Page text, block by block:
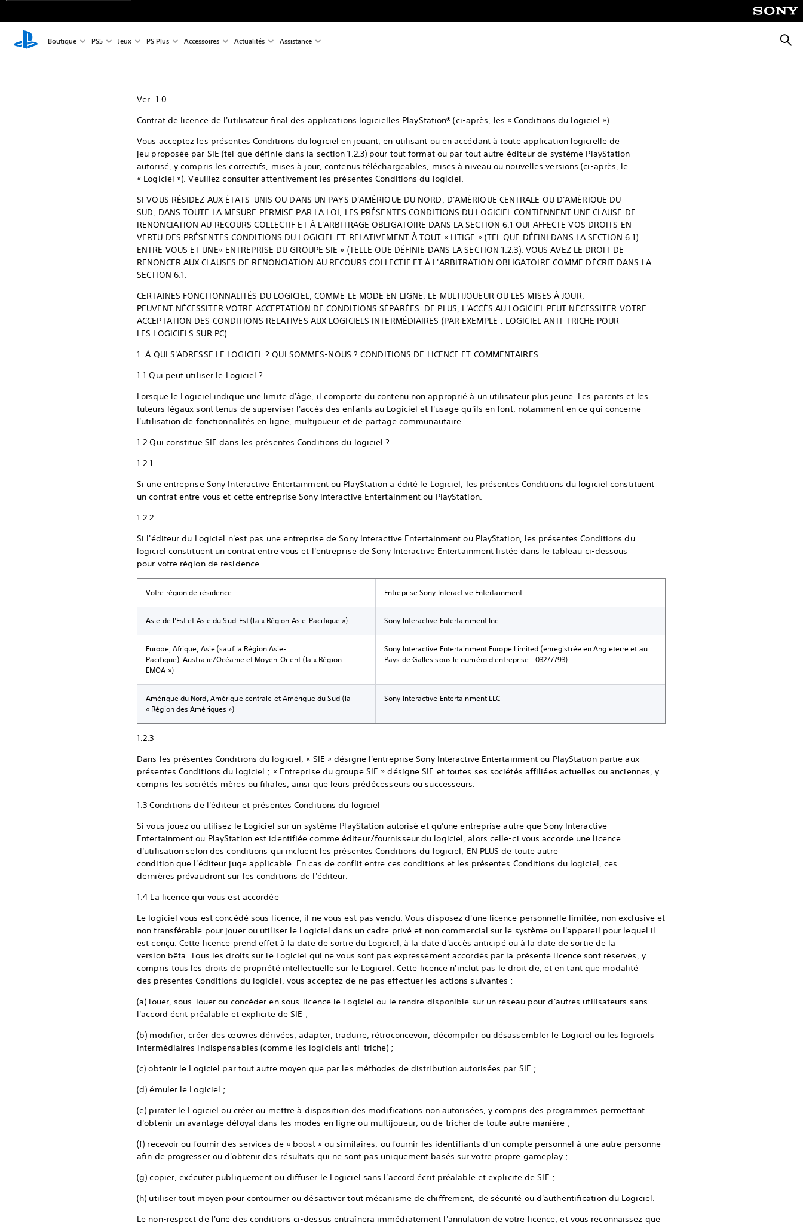
Boutique PS5 Jeux PS Plus Accessoires Actualités Assistance
Ver. 1.0
Contrat de licence de l'utilisateur final des applications logicielles PlayStation® (ci-après, les « Conditions du logiciel »)
Vous acceptez les présentes Conditions du logiciel en jouant, en utilisant ou en accédant à toute application logicielle de
jeu proposée par SIE (tel que définie dans la section 1.2.3) pour tout format ou par tout autre éditeur de système PlayStation
autorisé, y compris les correctifs, mises à jour, contenus téléchargeables, mises à niveau ou nouvelles versions (ci-après, le
« Logiciel »). Veuillez consulter attentivement les présentes Conditions du logiciel.
SI VOUS RÉSIDEZ AUX ÉTATS-UNIS OU DANS UN PAYS D'AMÉRIQUE DU NORD, D'AMÉRIQUE CENTRALE OU D'AMÉRIQUE DU
SUD, DANS TOUTE LA MESURE PERMISE PAR LA LOI, LES PRÉSENTES CONDITIONS DU LOGICIEL CONTIENNENT UNE CLAUSE DE
RENONCIATION AU RECOURS COLLECTIF ET À L'ARBITRAGE OBLIGATOIRE DANS LA SECTION 6.1 QUI AFFECTE VOS DROITS EN
VERTU DES PRÉSENTES CONDITIONS DU LOGICIEL ET RELATIVEMENT À TOUT « LITIGE » (TEL QUE DÉFINI DANS LA SECTION 6.1)
ENTRE VOUS ET UNE« ENTREPRISE DU GROUPE SIE » (TELLE QUE DÉFINIE DANS LA SECTION 1.2.3). VOUS AVEZ LE DROIT DE
RENONCER AUX CLAUSES DE RENONCIATION AU RECOURS COLLECTIF ET À L'ARBITRATION OBLIGATOIRE COMME DÉCRIT DANS LA
SECTION 6.1.
CERTAINES FONCTIONNALITÉS DU LOGICIEL, COMME LE MODE EN LIGNE, LE MULTIJOUEUR OU LES MISES À JOUR,
PEUVENT NÉCESSITER VOTRE ACCEPTATION DE CONDITIONS SÉPARÉES. DE PLUS, L'ACCÈS AU LOGICIEL PEUT NÉCESSITER VOTRE
ACCEPTATION DES CONDITIONS RELATIVES AUX LOGICIELS INTERMÉDIAIRES (PAR EXEMPLE : LOGICIEL ANTI-TRICHE POUR
LES LOGICIELS SUR PC).
1. À QUI S'ADRESSE LE LOGICIEL ? QUI SOMMES-NOUS ? CONDITIONS DE LICENCE ET COMMENTAIRES
1.1 Qui peut utiliser le Logiciel ?
Lorsque le Logiciel indique une limite d'âge, il comporte du contenu non approprié à un utilisateur plus jeune. Les parents et les
tuteurs légaux sont tenus de superviser l'accès des enfants au Logiciel et l'usage qu'ils en font, notamment en ce qui concerne
l'utilisation de fonctionnalités en ligne, multijoueur et de partage communautaire.
1.2 Qui constitue SIE dans les présentes Conditions du logiciel ?
1.2.1
Si une entreprise Sony Interactive Entertainment ou PlayStation a édité le Logiciel, les présentes Conditions du logiciel constituent
un contrat entre vous et cette entreprise Sony Interactive Entertainment ou PlayStation.
1.2.2
Si l'éditeur du Logiciel n'est pas une entreprise de Sony Interactive Entertainment ou PlayStation, les présentes Conditions du
logiciel constituent un contrat entre vous et l'entreprise de Sony Interactive Entertainment listée dans le tableau ci-dessous
pour votre région de résidence.
Votre région de résidence Entreprise Sony Interactive Entertainment
Asie de l'Est et Asie du Sud-Est (la « Région Asie-Pacifique ») Sony Interactive Entertainment Inc.
Europe, Afrique, Asie (sauf la Région Asie-
Pacifique), Australie/Océanie et Moyen-Orient (la « Région
EMOA »)
Sony Interactive Entertainment Europe Limited (enregistrée en Angleterre et au
Pays de Galles sous le numéro d'entreprise : 03277793)
Amérique du Nord, Amérique centrale et Amérique du Sud (la
« Région des Amériques »)
Sony Interactive Entertainment LLC
1.2.3
Dans les présentes Conditions du logiciel, « SIE » désigne l'entreprise Sony Interactive Entertainment ou PlayStation partie aux
présentes Conditions du logiciel ; « Entreprise du groupe SIE » désigne SIE et toutes ses sociétés affiliées actuelles ou anciennes, y
compris les sociétés mères ou filiales, ainsi que leurs prédécesseurs ou successeurs.
1.3 Conditions de l'éditeur et présentes Conditions du logiciel
Si vous jouez ou utilisez le Logiciel sur un système PlayStation autorisé et qu'une entreprise autre que Sony Interactive
Entertainment ou PlayStation est identifiée comme éditeur/fournisseur du logiciel, alors celle-ci vous accorde une licence
d'utilisation selon des conditions qui incluent les présentes Conditions du logiciel, EN PLUS de toute autre
condition que l'éditeur juge applicable. En cas de conflit entre ces conditions et les présentes Conditions du logiciel, ces
dernières prévaudront sur les conditions de l'éditeur.
1.4 La licence qui vous est accordée
Le logiciel vous est concédé sous licence, il ne vous est pas vendu. Vous disposez d'une licence personnelle limitée, non exclusive et
non transférable pour jouer ou utiliser le Logiciel dans un cadre privé et non commercial sur le système ou l'appareil pour lequel il
est conçu. Cette licence prend effet à la date de sortie du Logiciel, à la date d'accès anticipé ou à la date de sortie de la
version bêta. Tous les droits sur le Logiciel qui ne vous sont pas expressément accordés par la présente licence sont réservés, y
compris tous les droits de propriété intellectuelle sur le Logiciel. Cette licence n'inclut pas le droit de, et en tant que modalité
des présentes Conditions du logiciel, vous acceptez de ne pas effectuer les actions suivantes :
(a) louer, sous-louer ou concéder en sous-licence le Logiciel ou le rendre disponible sur un réseau pour d'autres utilisateurs sans
l'accord écrit préalable et explicite de SIE ;
(b) modifier, créer des œuvres dérivées, adapter, traduire, rétroconcevoir, décompiler ou désassembler le Logiciel ou les logiciels
intermédiaires indispensables (comme les logiciels anti-triche) ;
(c) obtenir le Logiciel par tout autre moyen que par les méthodes de distribution autorisées par SIE ;
(d) émuler le Logiciel ;
(e) pirater le Logiciel ou créer ou mettre à disposition des modifications non autorisées, y compris des programmes permettant
d'obtenir un avantage déloyal dans les modes en ligne ou multijoueur, ou de tricher de toute autre manière ;
(f) recevoir ou fournir des services de « boost » ou similaires, ou fournir les identifiants d'un compte personnel à une autre personne
afin de progresser ou d'obtenir des résultats qui ne sont pas uniquement basés sur votre propre gameplay ;
(g) copier, exécuter publiquement ou diffuser le Logiciel sans l'accord écrit préalable et explicite de SIE ;
(h) utiliser tout moyen pour contourner ou désactiver tout mécanisme de chiffrement, de sécurité ou d'authentification du Logiciel.
Le non-respect de l'une des conditions ci-dessus entraînera immédiatement l'annulation de votre licence, et vous reconnaissez que